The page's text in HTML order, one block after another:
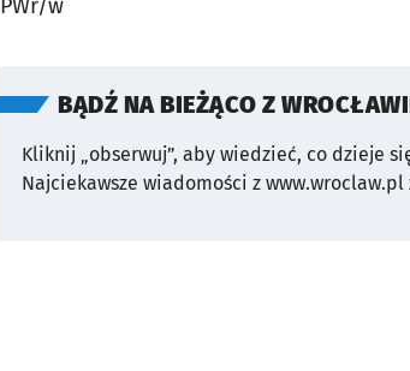
PWr/w
BĄDŹ NA BIEŻĄCO Z
Kliknij „obserwuj”, aby wiedzieć, co dzieje
Najciekawsze wiadomości z www.wroclaw.pl